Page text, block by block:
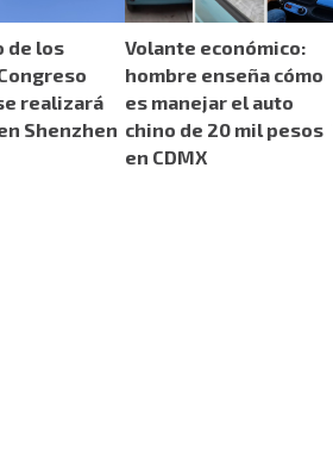
de los
realizará
Shenzhen
Volante económico:
hombre enseña cómo
es manejar el auto
chino de 20 mil pesos
en CDMX